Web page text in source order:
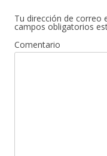
Tu dirección de correo
campos obligatorios
Comentario